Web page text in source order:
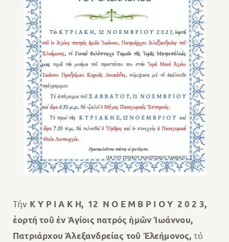
Τήν Κ Υ Ρ Ι Α Κ Η, 12 Ν Ο Ε Μ Β Ρ Ι Ο Υ 2 0 2 3,
ἑορτή τοῦ ἐν Ἁγίοις πατρός ἡμῶν Ἰωάννου,
Πατριάρχου Ἀλεξανδρείας τοῦ Ἐλεήμονος, τό